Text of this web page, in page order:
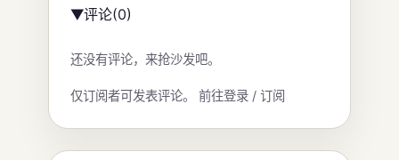
▶评论(0)
还没有评论，来抢沙发吧。
仅订阅者可发表评论。 前往登录 / 订阅